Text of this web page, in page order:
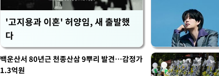
'고지용과 이혼' 허양임, 새 출발했
다
백운산서 80년근 천종산삼 9뿌리 발견…감정가
1.3억원